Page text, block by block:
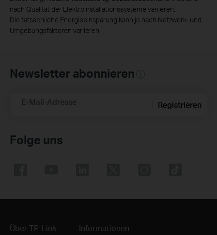
nach Qualität der Elektroinstallationssysteme variieren.
Die tatsächliche Energieeinsparung kann je nach Netzwerk- und
Umgebungsfaktoren variieren.
Newsletter abonnieren
E-Mail-Adresse Registrieren
Folge uns
Über TP-Link Informationen